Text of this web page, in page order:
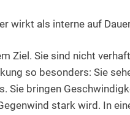
wirkt als interne auf
Ziel. Sie sind nicht
so besonders: Sie
Sie bringen
stark wird. In